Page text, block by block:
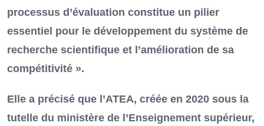
processus d’évaluation constitue un pilier
essentiel pour le développement du système de
recherche scientifique et l’amélioration de sa
compétitivité ».
Elle a précisé que l’ATEA, créée en 2020 sous la
tutelle du ministère de l’Enseignement supérieur,